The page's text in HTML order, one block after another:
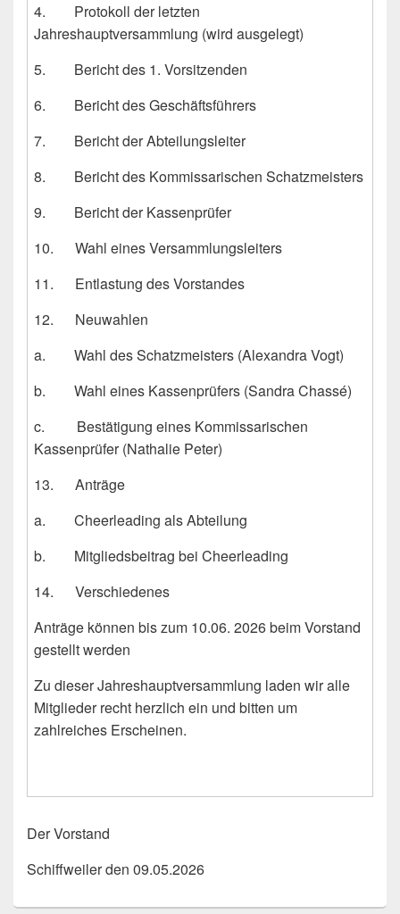
4. Protokoll der letzten
Jahreshauptversammlung (wird ausgelegt)
5. Bericht des 1. Vorsitzenden
6. Bericht des Geschäftsführers
7. Bericht der Abteilungsleiter
8. Bericht des Kommissarischen Schatzmeisters
9. Bericht der Kassenprüfer
10. Wahl eines Versammlungsleiters
11. Entlastung des Vorstandes
12. Neuwahlen
a. Wahl des Schatzmeisters (Alexandra Vogt)
b. Wahl eines Kassenprüfers (Sandra Chassé)
c. Bestätigung eines Kommissarischen
Kassenprüfer (Nathalie Peter)
13. Anträge
a. Cheerleading als Abteilung
b. Mitgliedsbeitrag bei Cheerleading
14. Verschiedenes
Anträge können bis zum 10.06. 2026 beim Vorstand
gestellt werden
Zu dieser Jahreshauptversammlung laden wir alle
Mitglieder recht herzlich ein und bitten um
zahlreiches Erscheinen.
Der Vorstand
Schiffweiler den 09.05.2026